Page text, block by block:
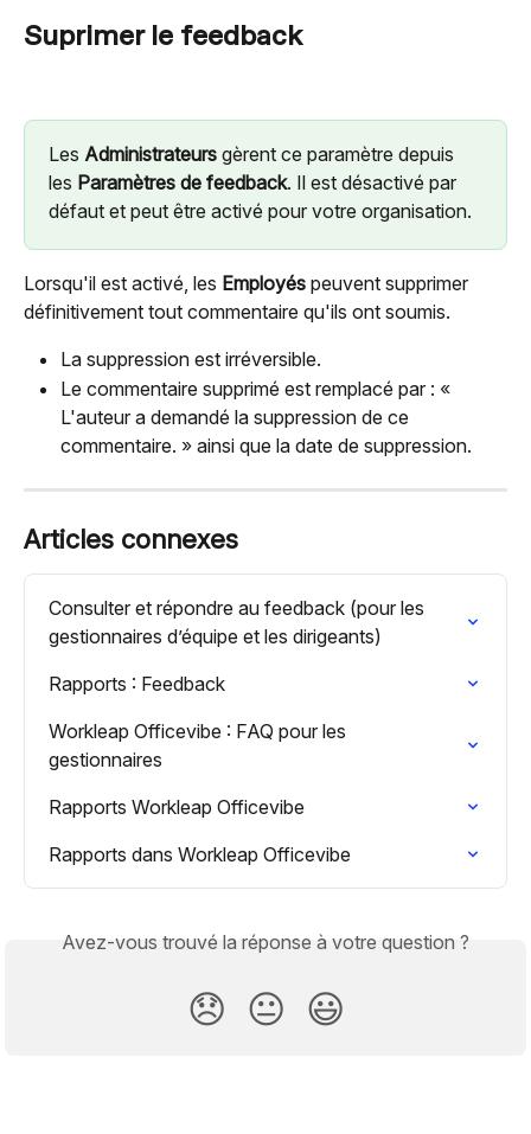
Suprimer le feedback
Les Administrateurs gèrent ce paramètre depuis
les Paramètres de feedback. Il est désactivé par
défaut et peut être activé pour votre organisation.
Lorsqu'il est activé, les Employés peuvent supprimer
définitivement tout commentaire qu'ils ont soumis.
La suppression est irréversible.
Le commentaire supprimé est remplacé par : «
L'auteur a demandé la suppression de ce
commentaire. » ainsi que la date de suppression.
Articles connexes
Consulter et répondre au feedback (pour les
gestionnaires d’équipe et les dirigeants)
Rapports : Feedback
Workleap Officevibe : FAQ pour les
gestionnaires
Rapports Workleap Officevibe
Rapports dans Workleap Officevibe
Avez-vous trouvé la réponse à votre question ?
😞 😐 😃